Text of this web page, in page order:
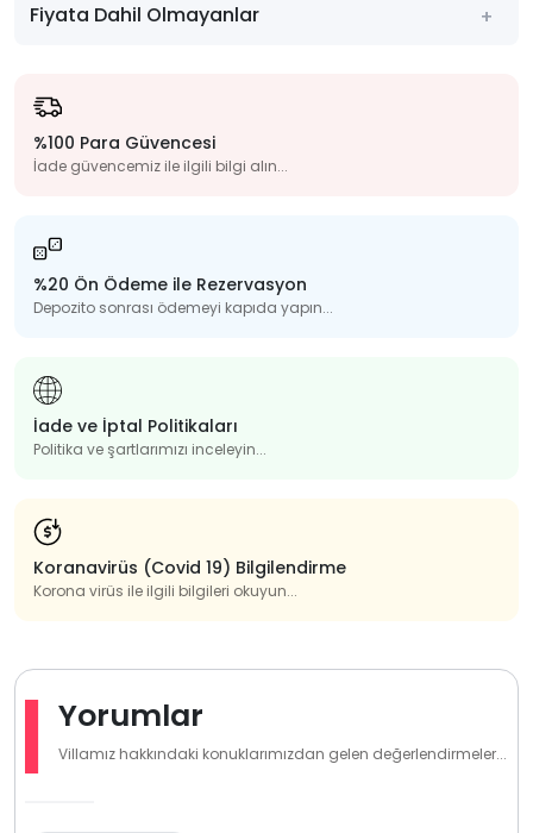
Fiyata Dahil Olmayanlar
%100 Para Güvencesi
İade güvencemiz ile ilgili bilgi alın...
%20 Ön Ödeme ile Rezervasyon
Depozito sonrası ödemeyi kapıda yapın...
İade ve İptal Politikaları
Politika ve şartlarımızı inceleyin...
Koranavirüs (Covid 19) Bilgilendirme
Korona virüs ile ilgili bilgileri okuyun...
Yorumlar
Villamız hakkındaki konuklarımızdan gelen değerlendirmeler...